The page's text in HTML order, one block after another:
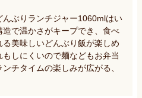
ぶりランチジャー1060mlはい
で温かさがキープでき、食べ
美味しいどんぶり飯が楽しめ
しにくいので麺などもお弁当
チタイムの楽しみが広がる、